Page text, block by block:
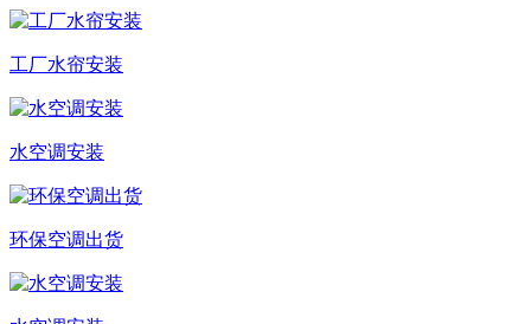
工厂水帘安装
水空调安装
环保空调出货